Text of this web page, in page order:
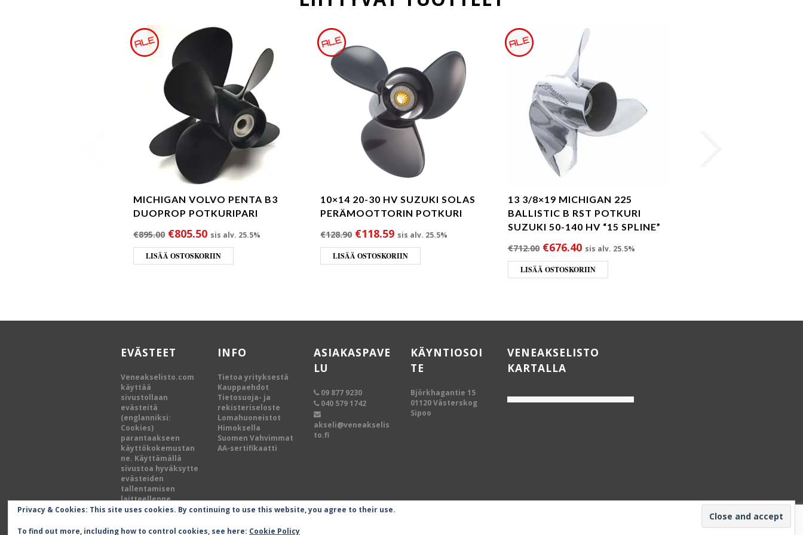
MICHIGAN VOLVO PENTA B3
DUOPROP POTKURIPARI
€895.00 Alkuperäinen hinta oli: €895.00.
€805.50Nykyinen hinta on: €805.50.
sis alv. 25.5%
LISÄÄ OSTOSKORIIN
10×14 20-30 HV SUZUKI SOLAS
PERÄMOOTTORIN POTKURI
€128.90 Alkuperäinen hinta oli: €128.90.
€118.59Nykyinen hinta on: €118.59.
sis alv. 25.5%
LISÄÄ OSTOSKORIIN
13 3/8×19 MICHIGAN 225
BALLISTIC B RST POTKURI
SUZUKI 50-140 HV “15 SPLINE”
€712.00 Alkuperäinen hinta oli: €712.00.
€676.40Nykyinen hinta on: €676.40.
sis alv. 25.5%
LISÄÄ OSTOSKORIIN
EVÄSTEET
Veneakselisto.com
käyttää
sivustollaan
evästeitä
(englanniksi:
Cookies)
parantaakseen
käyttökokemustan
ne. Käyttämällä
sivustoa hyväksytte
evästeiden
tallentamisen
laitteellenne.
INFO
Tietoa yrityksestä
Kauppaehdot
Tietosuoja- ja
rekisteriseloste
Lomahuoneistot
Himoksella
Suomen Vahvimmat
AA-sertifikaatti
ASIAKASPAVE
LU
09 877 9230
040 579 1742
akseli@veneakselis
to.fi
KÄYNTIOSOI
TE
Björkhagantie 15
01120 Västerskog
Sipoo
VENEAKSELISTO
KARTALLA
Privacy & Cookies: This site uses cookies. By continuing to use this website, you agree to their use.
To find out more, including how to control cookies, see here: Cookie Policy